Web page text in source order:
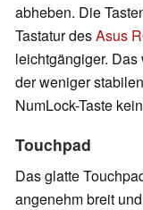
abheben. Die
Tastatur desAsus
leichtgängiger.
der weniger
NumLock-Taste
Touchpad
Das glatte
angenehm breit